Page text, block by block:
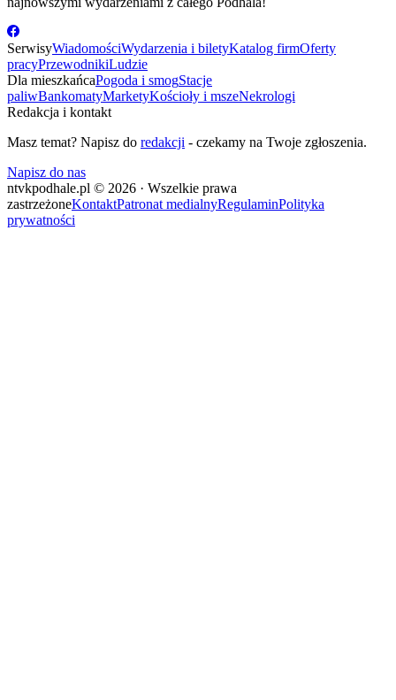
SerwisyWiadomościWydarzenia i biletyKatalog firmOferty
pracyPrzewodnikiLudzie
Dla mieszkańcaPogoda i smogStacje
paliwBankomatyMarketyKościoły i mszeNekrologi
Redakcja i kontakt
Masz temat? Napisz do redakcji - czekamy na Twoje zgłoszenia.
Napisz do nas
ntvkpodhale.pl © 2026 · Wszelkie prawa
zastrzeżoneKontaktPatronat medialnyRegulaminPolityka
prywatności